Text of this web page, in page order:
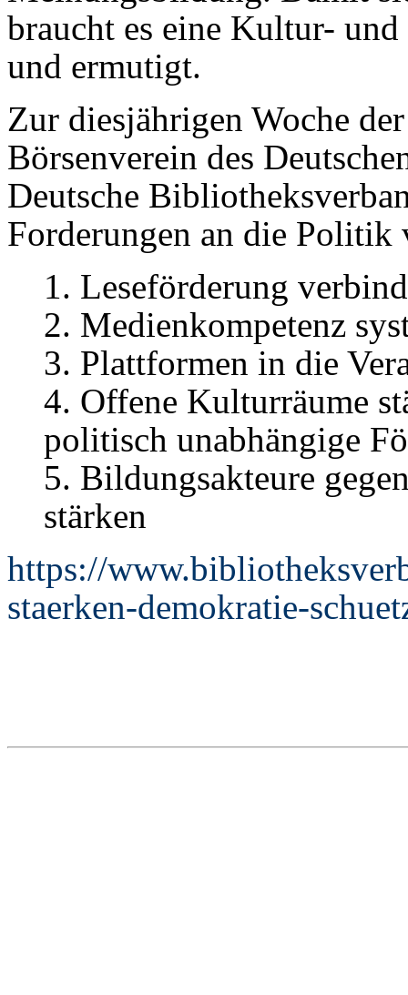
braucht es eine Kultur-
und ermutigt.
Zur diesjährigen Woche
Börsenverein des
Deutsche
Forderungen an die
1. Leseförderung
2. Medienkompetenz
3. Plattformen in die
4. Offene Kulturräume
politisch unabhängige
5. Bildungsakteure
stärken
https://
staerken-demokratie-